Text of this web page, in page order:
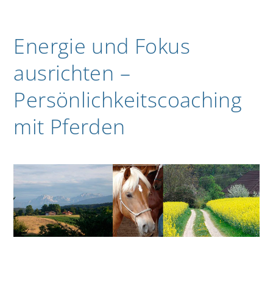
Energie und Fokus
ausrichten –
Persönlichkeitscoaching
mit Pferden